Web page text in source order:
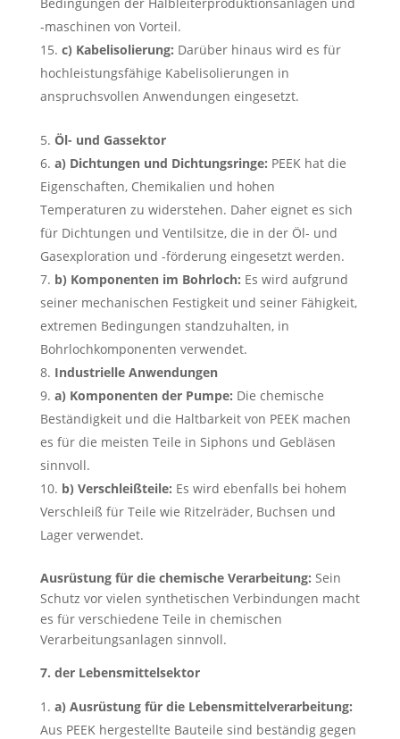
-maschinen von Vorteil.
c) Kabelisolierung: Darüber hinaus wird es für
hochleistungsfähige Kabelisolierungen in
anspruchsvollen Anwendungen eingesetzt.
Öl- und Gassektor
a) Dichtungen und Dichtungsringe: PEEK hat die
Eigenschaften, Chemikalien und hohen
Temperaturen zu widerstehen. Daher eignet es sich
für Dichtungen und Ventilsitze, die in der Öl- und
Gasexploration und -förderung eingesetzt werden.
b) Komponenten im Bohrloch: Es wird aufgrund
seiner mechanischen Festigkeit und seiner Fähigkeit,
extremen Bedingungen standzuhalten, in
Bohrlochkomponenten verwendet.
Industrielle Anwendungen
a) Komponenten der Pumpe: Die chemische
Beständigkeit und die Haltbarkeit von PEEK machen
es für die meisten Teile in Siphons und Gebläsen
sinnvoll.
b) Verschleißteile: Es wird ebenfalls bei hohem
Verschleiß für Teile wie Ritzelräder, Buchsen und
Lager verwendet.
Ausrüstung für die chemische Verarbeitung: Sein
Schutz vor vielen synthetischen Verbindungen macht
es für verschiedene Teile in chemischen
Verarbeitungsanlagen sinnvoll.
7. der Lebensmittelsektor
a) Ausrüstung für die Lebensmittelverarbeitung:
Aus PEEK hergestellte Bauteile sind beständig gegen